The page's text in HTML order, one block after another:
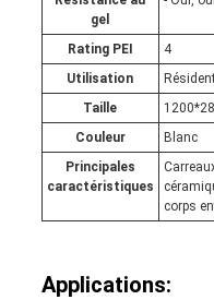
gel
Rating PEI
4
Utilisation
Taille
Couleur
Blanc
Principales
caractéristiques
corps
Applications: